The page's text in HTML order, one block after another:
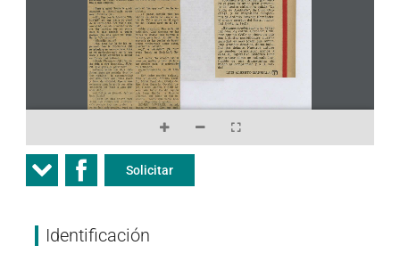
Solicitar
Identificación